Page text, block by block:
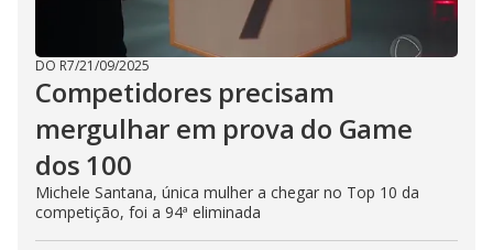
DO R7/21/09/2025
Competidores precisam
mergulhar em prova do Game
dos 100
Michele Santana, única mulher a chegar no Top 10 da
competição, foi a 94ª eliminada